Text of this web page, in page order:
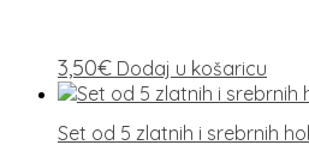
3,50€ Dodaj u košaricu
Set od 5 zlatnih i srebrnih